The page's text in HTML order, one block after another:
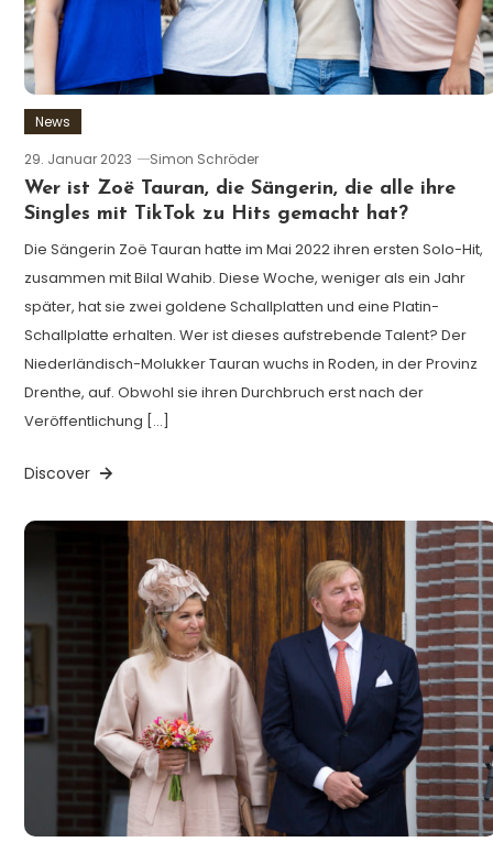
News
29. Januar 2023
Simon Schröder
Wer ist Zoë Tauran, die Sängerin, die alle ihre
Singles mit TikTok zu Hits gemacht hat?
Die Sängerin Zoë Tauran hatte im Mai 2022 ihren ersten Solo-Hit,
zusammen mit Bilal Wahib. Diese Woche, weniger als ein Jahr
später, hat sie zwei goldene Schallplatten und eine Platin-
Schallplatte erhalten. Wer ist dieses aufstrebende Talent? Der
Niederländisch-Molukker Tauran wuchs in Roden, in der Provinz
Drenthe, auf. Obwohl sie ihren Durchbruch erst nach der
Veröffentlichung […]
Discover